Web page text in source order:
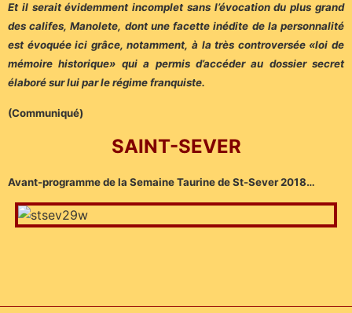
Et il serait évidemment incomplet sans l’évocation du plus grand
des califes, Manolete, dont une facette inédite de la personnalité
est évoquée ici grâce, notamment, à la très controversée «loi de
mémoire historique» qui a permis d’accéder au dossier secret
élaboré sur lui par le régime franquiste.
(Communiqué)
SAINT-SEVER
Avant-programme de la Semaine Taurine de St-Sever 2018…